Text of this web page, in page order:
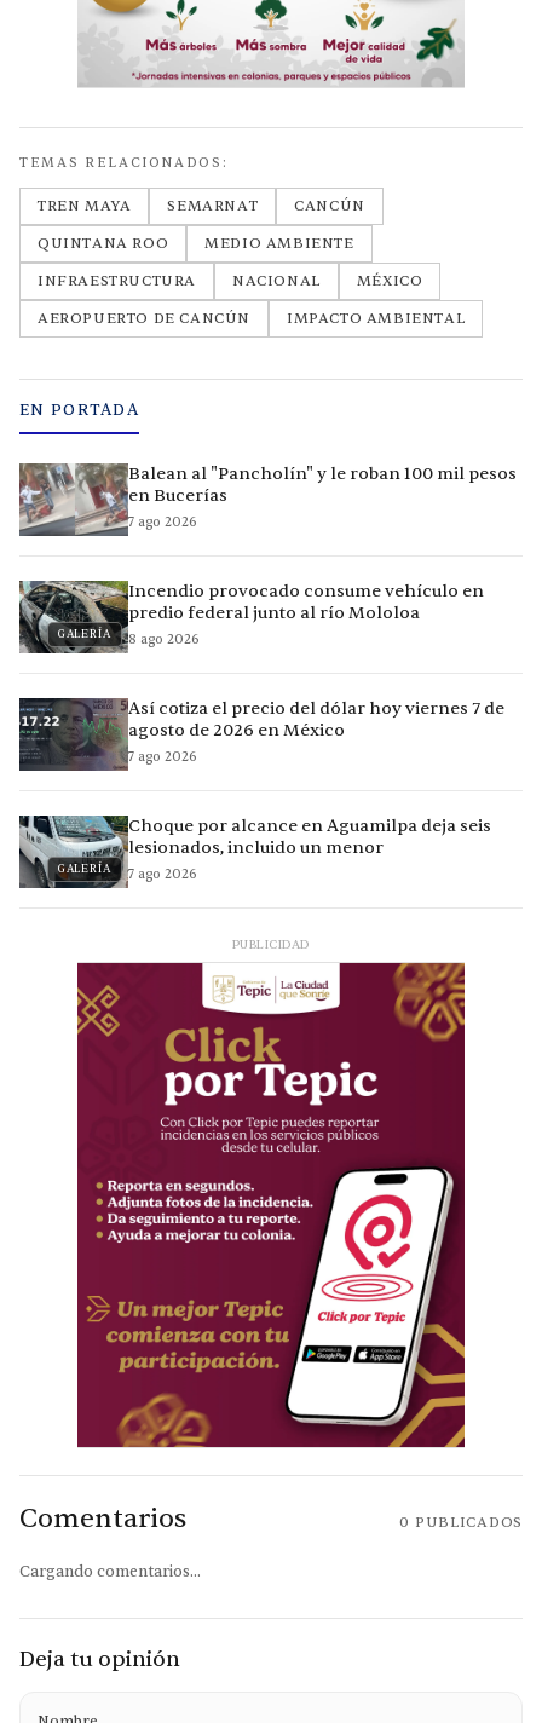
TEMAS RELACIONADOS:
TREN MAYA SEMARNAT
CANCÚN
QUINTANA ROO
MEDIO AMBIENTE
INFRAESTRUCTURA
NACIONAL
MÉXICO
AEROPUERTO DE CANCÚN
IMPACTO AMBIENTAL
EN PORTADA
Balean al "Pancholín" y le roban 100 mil pesos
en Bucerías
7 ago 2026
GALERÍA
Incendio provocado consume vehículo en
predio federal junto al río Mololoa
8 ago 2026
Así cotiza el precio del dólar hoy viernes 7 de
agosto de 2026 en México
7 ago 2026
GALERÍA
Choque por alcance en Aguamilpa deja seis
lesionados, incluido un menor
7 ago 2026
PUBLICIDAD
Comentarios 0 PUBLICADOS
Cargando comentarios...
Deja tu opinión